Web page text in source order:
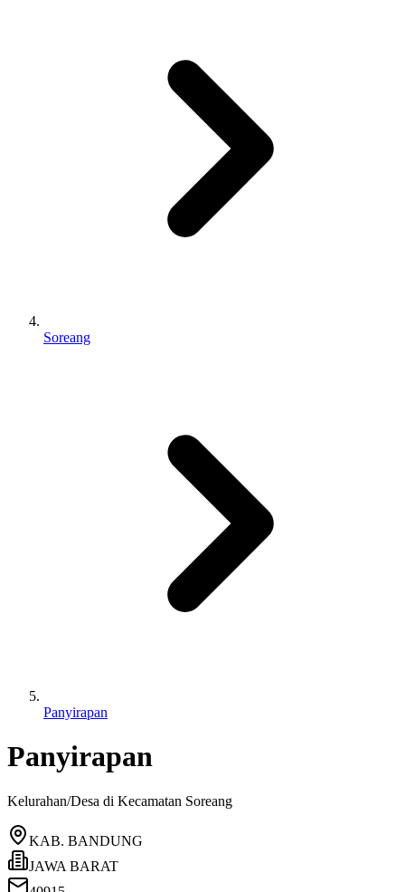
Soreang
Panyirapan
Panyirapan
Kelurahan/Desa di Kecamatan Soreang
KAB. BANDUNG
JAWA BARAT